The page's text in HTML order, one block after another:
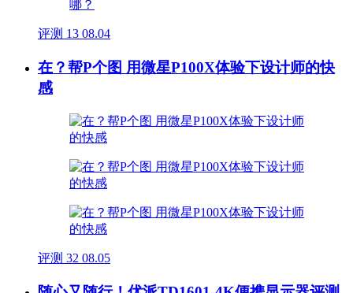
评测 13 08.04
在？帮P个图 用微星P100X体验下设计师的快
感
评测 32 08.05